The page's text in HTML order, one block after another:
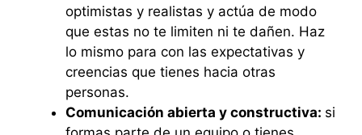
optimistas y realistas y actúa de modo
que estas no te limiten ni te dañen. Haz
lo mismo para con las expectativas y
creencias que tienes hacia otras
personas.
Comunicación abierta y constructiva: si